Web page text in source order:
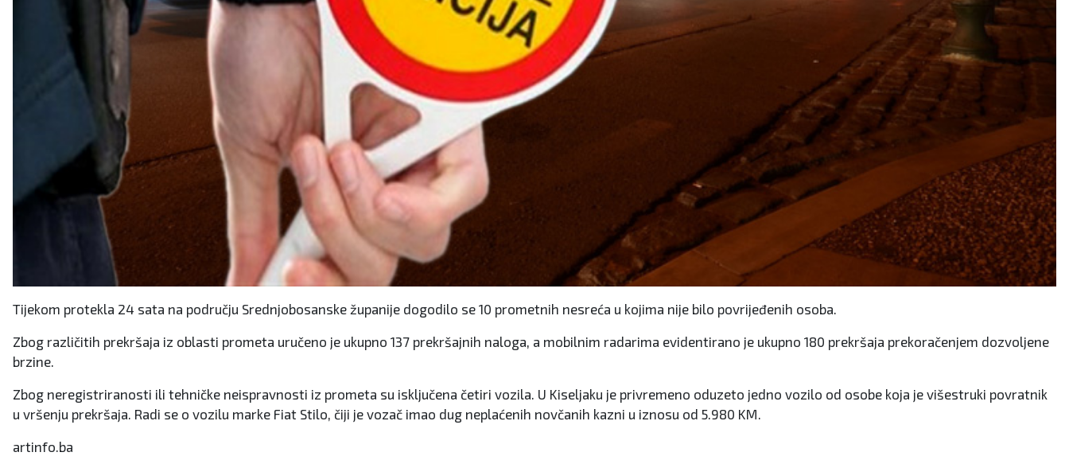
Tijekom protekla 24 sata na području Srednjobosanske županije dogodilo se 10 prometnih nesreća u kojima nije bilo povrijeđenih osoba.
Zbog različitih prekršaja iz oblasti prometa uručeno je ukupno 137 prekršajnih naloga, a mobilnim radarima evidentirano je ukupno 180 prekršaja prekoračenjem dozvoljene
brzine.
Zbog neregistriranosti ili tehničke neispravnosti iz prometa su isključena četiri vozila. U Kiseljaku je privremeno oduzeto jedno vozilo od osobe koja je višestruki povratnik
u vršenju prekršaja. Radi se o vozilu marke Fiat Stilo, čiji je vozač imao dug neplaćenih novčanih kazni u iznosu od 5.980 KM.
artinfo.ba